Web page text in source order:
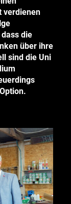
verdienen
die
über ihre
sind die Uni